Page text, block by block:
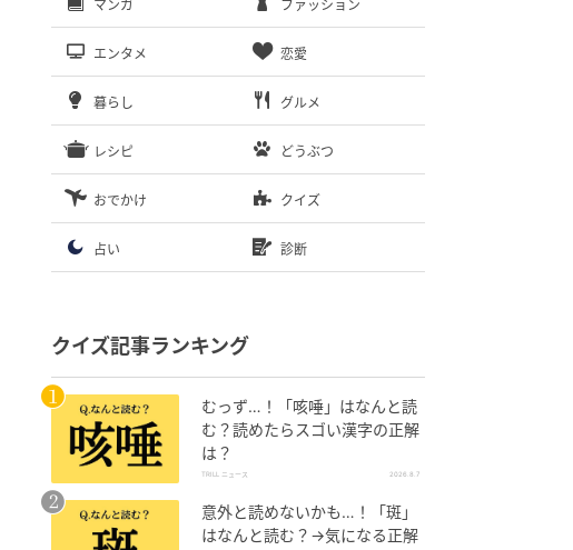
マンガ ファッション
エンタメ 恋愛
暮らし グルメ
レシピ どうぶつ
おでかけ クイズ
占い 診断
クイズ記事ランキング
むっず…！「咳唾」はなんと読
む？読めたらスゴい漢字の正解
は？
TRILL ニュース 2026.8.7
意外と読めないかも…！「斑」
はなんと読む？→気になる正解